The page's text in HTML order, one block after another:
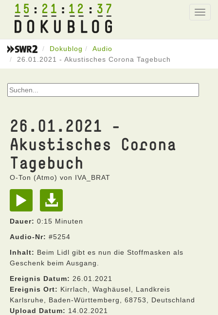
15 21 12 37
Dokublog
Audio
26.01.2021 - Akustisches Corona Tagebuch
26.01.2021 -
Akustisches Corona
Tagebuch
O-Ton (Atmo) von IVA_BRAT
Dauer: 0:15 Minuten
Audio-Nr: #5254
Inhalt: Beim Lidl gibt es nun die Stoffmasken als
Geschenk beim Ausgang.
Ereignis Datum: 26.01.2021
Ereignis Ort: Kirrlach, Waghäusel, Landkreis
Karlsruhe, Baden-Württemberg, 68753, Deutschland
Upload Datum: 14.02.2021